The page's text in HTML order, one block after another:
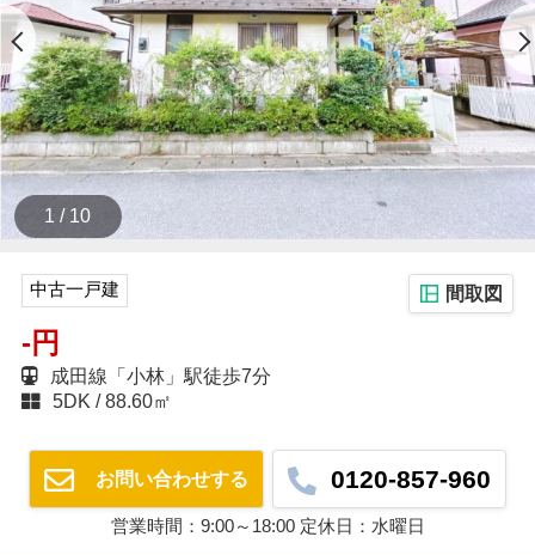
1 / 10
中古一戸建 間取図
-円
成田線「小林」駅徒歩7分
5DK
88.60㎡
お問い合わせする 0120-857-960
営業時間：9:00～18:00 定休日：水曜日